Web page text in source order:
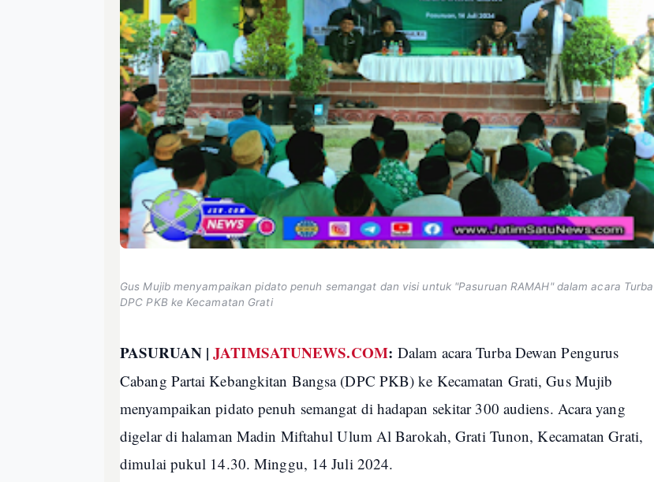
Gus Mujib menyampaikan pidato penuh semangat dan visi untuk "Pasuruan RAMAH" dalam acara Turba
DPC PKB ke Kecamatan Grati
PASURUAN |JATIMSATUNEWS.COM:Dalam acara Turba Dewan Pengurus
Cabang Partai Kebangkitan Bangsa (DPC PKB) ke Kecamatan Grati, Gus Mujib
menyampaikan pidato penuh semangat di hadapan sekitar 300 audiens. Acara yang
digelar di halaman Madin Miftahul Ulum Al Barokah, Grati Tunon, Kecamatan Grati,
dimulai pukul 14.30. Minggu, 14 Juli 2024.